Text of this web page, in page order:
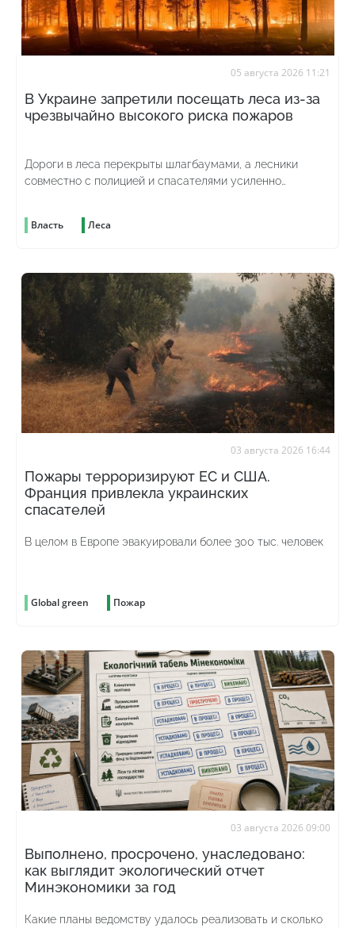
05 августа 2026 11:21
В Украине запретили посещать леса из-за
чрезвычайно высокого риска пожаров
Дороги в леса перекрыты шлагбаумами, а лесники
совместно с полицией и спасателями усиленно
Власть Леса
03 августа 2026 16:44
Пожары терроризируют ЕС и США.
Франция привлекла украинских
спасателей
В целом в Европе эвакуировали более 300 тыс. человек
Global green Пожар
03 августа 2026 09:00
Выполнено, просрочено, унаследовано:
как выглядит экологический отчет
Минэкономики за год
Какие планы ведомству удалось реализовать и сколько